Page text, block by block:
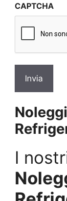
privacy
CAPTCHA
I